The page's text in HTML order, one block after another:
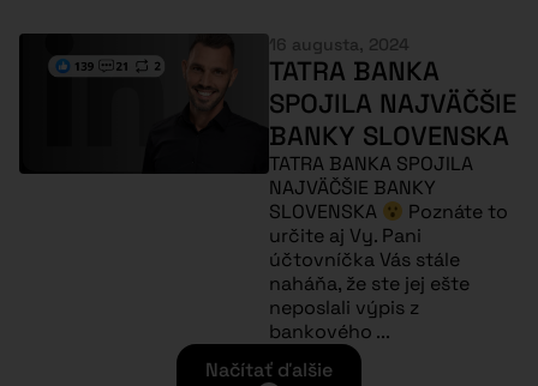
16 augusta, 2024
TATRA BANKA
SPOJILA NAJVÄČŠIE
BANKY SLOVENSKA
TATRA BANKA SPOJILA
NAJVÄČŠIE BANKY
SLOVENSKA
Poznáte to
určite aj Vy. Pani
účtovníčka Vás stále
naháňa, že ste jej ešte
neposlali výpis z
bankového ...
Načítať ďalšie